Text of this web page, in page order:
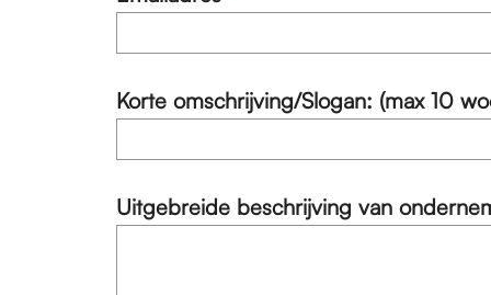
t
c
h
t
e
r
l
c
h
t
Korte omschrijving/Slogan: (max 10
Uitgebreide beschrijving van